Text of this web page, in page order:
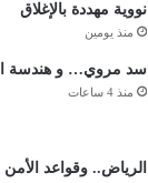
نووية مهددة بالإغلاق
منذ يومين
سد مروي… و هندسة
منذ 4 ساعات
الرياض.. وقواعد الأمن